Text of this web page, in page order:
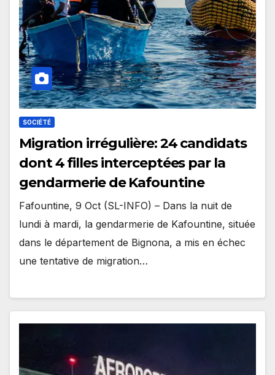
SOCIÉTÉ
Migration irrégulière: 24 candidats
dont 4 filles interceptées par la
gendarmerie de Kafountine
Fafountine, 9 Oct (SL-INFO) – Dans la nuit de
lundi à mardi, la gendarmerie de Kafountine, située
dans le département de Bignona, a mis en échec
une tentative de migration…